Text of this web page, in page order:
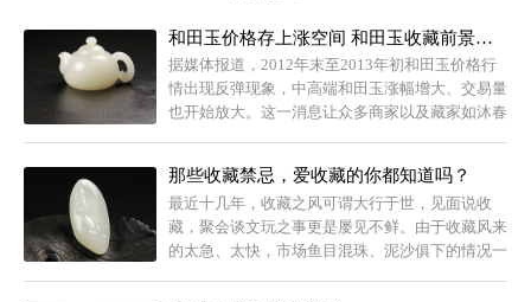
和田玉价格存上涨空间 和田玉收藏前景看好
据媒体报道，2012年末至2013年初和田玉价格行
情出现反弹现象，中高端和田玉涨幅增大、交易量
也开始放大。这一消息让众多商家以及藏家如沐春
发展情景做出了分析，认为以“物以稀为贵”的价值
论来评断，价格方面仍有上涨空间。
那些收藏禁忌，爱收藏的你都知道吗？
最近十几年，收藏之风可谓大行于世，见面说收
藏，聚会谈文玩之事更是屡见不鲜。由于收藏风来
的太急、太快，市场鱼目混珠、泥沙俱下的情况一